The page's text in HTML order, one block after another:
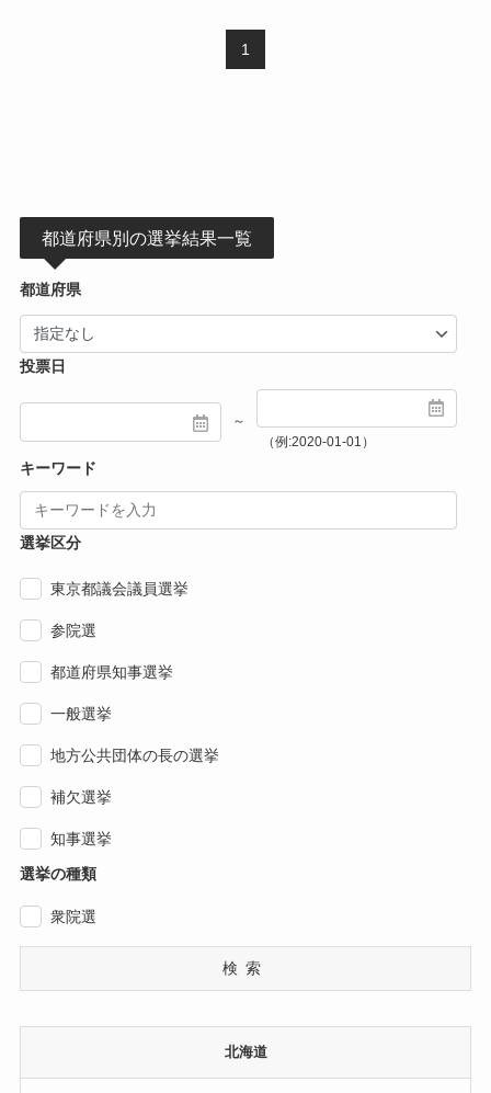
1
都道府県別の選挙結果一覧
都道府県
投票日
～
（例:2020-01-01）
キーワード
選挙区分
東京都議会議員選挙
参院選
都道府県知事選挙
一般選挙
地方公共団体の長の選挙
補欠選挙
知事選挙
選挙の種類
衆院選
検索
北海道